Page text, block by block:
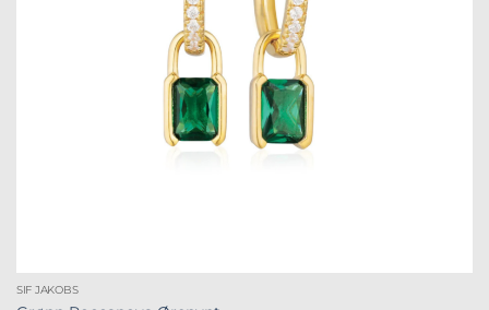
SIF JAKOBS